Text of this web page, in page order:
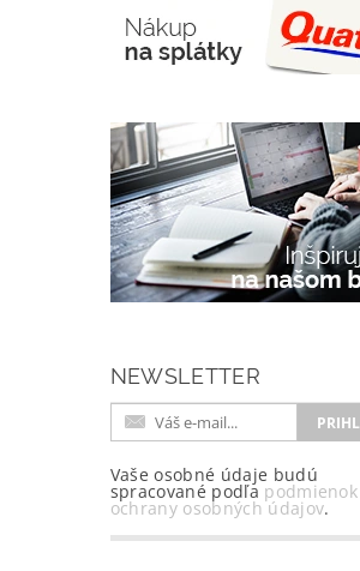
NEWSLETTER
Vaše osobné údaje budú
spracované podľa podmienok
ochrany osobných údajov.